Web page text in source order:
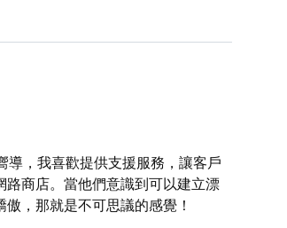
導，我喜歡提供支援服務，讓客戶
路商店。當他們意識到可以建立漂
，那就是不可思議的感覺！